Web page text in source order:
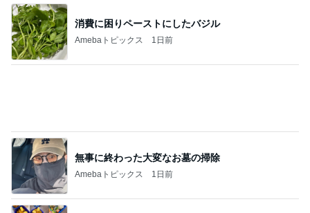
消費に困りペーストにしたバジル
Amebaトピックス 1日前
給食が恋しすぎる学童のお弁当
Amebaトピックス 1日前